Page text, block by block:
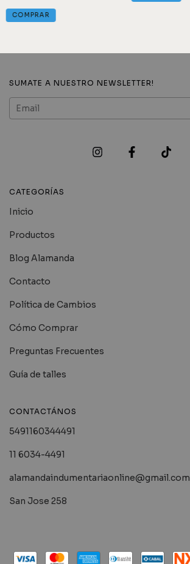
COMPRAR
SUMATE A NUESTRO NEWSLETTER!
CATEGORÍAS
Inicio
Productos
Blog Alamanda
Contacto
Política de Cambios
Cómo Comprar
Preguntas Frecuentes
Guía de talles
CONTACTÁNOS
5491160344491
11 6034-4491
alamandaindumentariaonline@gmail.com
San Jose 258